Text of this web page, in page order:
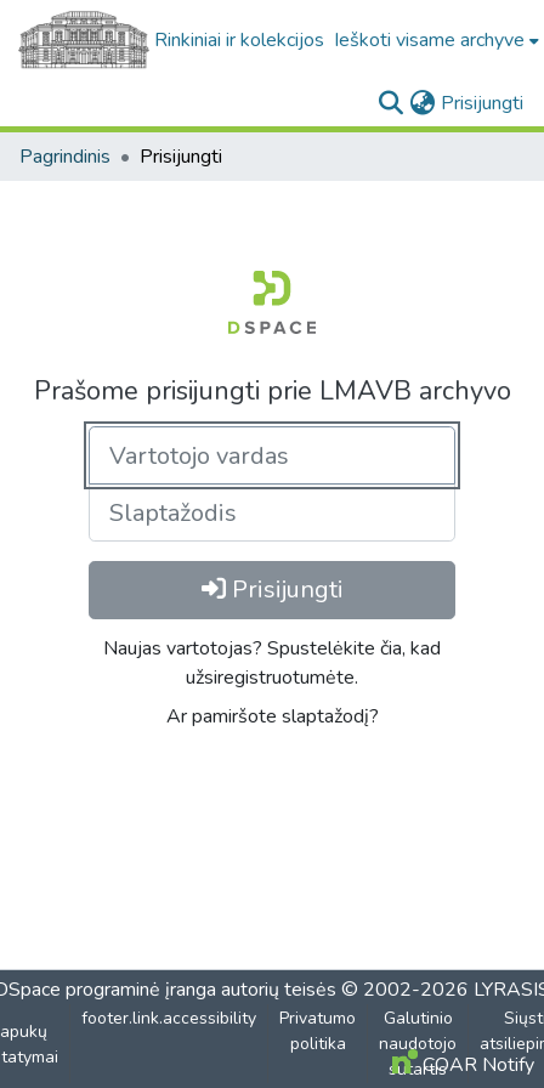
Rinkiniai ir kolekcijos Ieškoti visame archyve
Prisijungti
Pagrindinis Prisijungti
Prašome prisijungti prie LMAVB archyvo
Prisijungti
Naujas vartotojas? Spustelėkite čia, kad
užsiregistruotumėte.
Ar pamiršote slaptažodį?
programinė įranga autorių teisės © 2002-2026
footer.link.accessibility
Privatumo
politika
Galutinio
naudotojo
sutartisCOAR Notify